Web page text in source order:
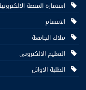
استمارة المنصة
الاقسام
ملاك الجامعة
التعليم الالكتروني
الطلبة الاوائل